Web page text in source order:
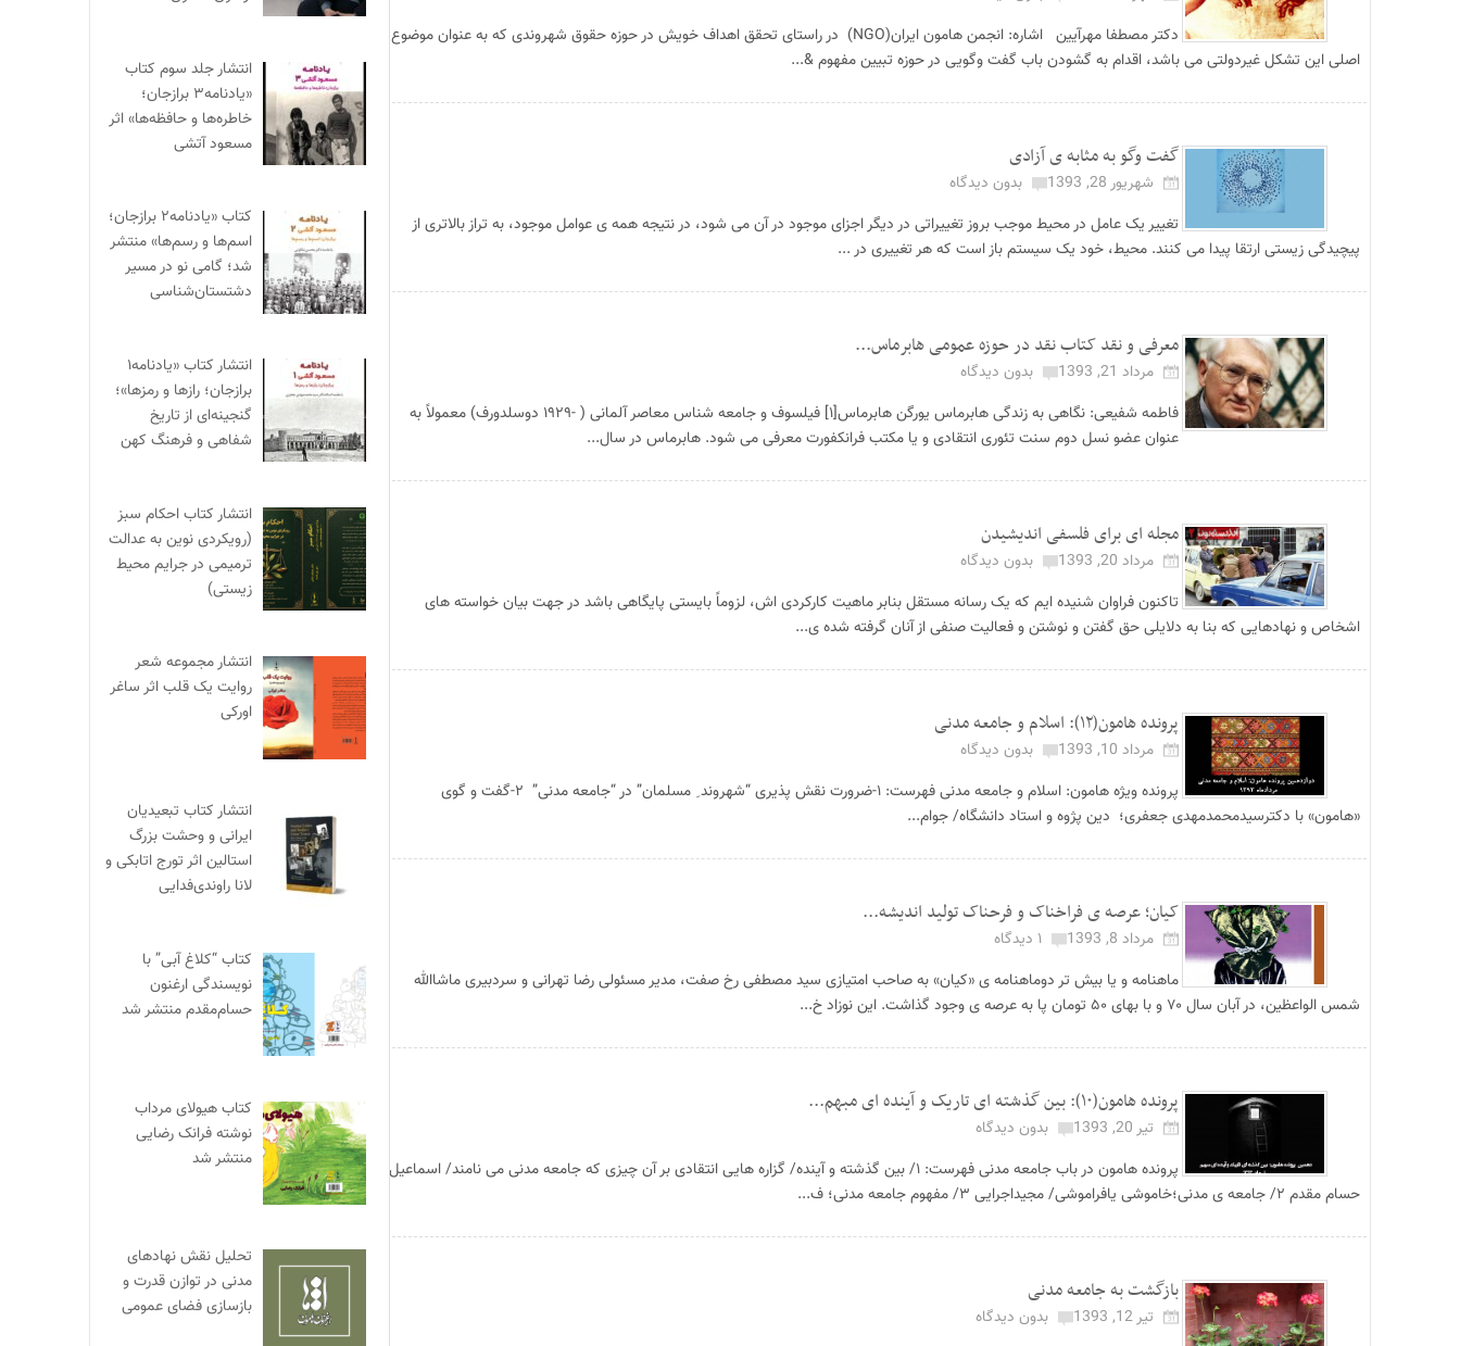
دکتر مصطفا مهرآیین اشاره: انجمن هامون ایران(NGO) در راستای تحقق اهداف خویش در حوزه حقوق شهروندی که به عنوان موضوع
اصلی این تشکل غیردولتی می باشد، اقدام به گشودن باب گفت وگویی در حوزه تبیین مفهوم &...
گفت وگو به مثابه ی آزادی
شهریور 28, 1393
بدون دیدگاه
تغییر یک عامل در محیط موجب بروز تغییراتی در دیگر اجزای موجود در آن می شود، در نتیجه همه ی عوامل موجود، به تراز بالاتری از
پیچیدگی زیستی ارتقا پیدا می کنند. محیط، خود یک سیستم باز است که هر تغییری در ...
معرفی و نقد کتاب نقد در حوزه عمومی هابرماس...
مرداد 21, 1393
بدون دیدگاه
فاطمه شفیعی: نگاهی به زندگی هابرماس یورگن هابرماس[۱] فیلسوف و جامعه شناس معاصر آلمانی ( -۱۹۲۹ دوسلدورف) معمولاً به
عنوان عضو نسل دوم سنت تئوری انتقادی و یا مکتب فرانکفورت معرفی می شود. هابرماس در سال...
مجله ای برای فلسفی اندیشیدن
مرداد 20, 1393
بدون دیدگاه
تاکنون فراوان شنیده ایم که یک رسانه مستقل بنابر ماهیت کارکردی اش، لزوماً بایستی پایگاهی باشد در جهت بیان خواسته های
اشخاص و نهادهایی که بنا به دلایلی حق گفتن و نوشتن و فعالیت صنفی از آنان گرفته شده ی...
پرونده هامون(۱۲): اسلام و جامعه مدنی
مرداد 10, 1393
بدون دیدگاه
پرونده ویژه هامون: اسلام و جامعه مدنی فهرست: ۱-ضرورت نقش پذیری “شهروند ِ مسلمان” در “جامعه مدنی” ۲-گفت و گوی
«هامون» با دکترسیدمحمدمهدی جعفری؛ دین پژوه و استاد دانشگاه/ جوام...
کیان؛ عرصه ی فراخناک و فرحناک تولید اندیشه...
مرداد 8, 1393
۱ دیدگاه
ماهنامه و یا بیش تر دوماهنامه ی «کیان» به صاحب امتیازی سید مصطفی رخ صفت، مدیر مسئولی رضا تهرانی و سردبیری ماشاالله
شمس الواعظین، در آبان سال ۷۰ و با بهای ۵۰ تومان پا به عرصه ی وجود گذاشت. این نوزاد خ...
پرونده هامون(۱۰): بین گذشته ای تاریک و آینده ای مبهم...
تیر 20, 1393
بدون دیدگاه
پرونده هامون در باب جامعه مدنی فهرست: ۱/ بین گذشته و آینده/ گزاره هایی انتقادی بر آن چیزی که جامعه مدنی می نامند/ اسماعیل
حسام مقدم ۲/ جامعه ی مدنی؛خاموشی یافراموشی/ مجیداجرایی ۳/ مفهوم جامعه مدنی؛ ف...
بازگشت به جامعه مدنی
تیر 12, 1393
بدون دیدگاه
انتشار جلد سوم کتاب
«یادنامه۳ برازجان؛
خاطره‌ها و حافظه‌ها» اثر
مسعود آتشی
کتاب «یادنامه۲ برازجان؛
اسم‌ها و رسم‌ها» منتشر
شد؛ گامی نو در مسیر
دشتستان‌شناسی
انتشار کتاب «یادنامه۱
برازجان؛ رازها و رمزها»؛
گنجینه‌ای از تاریخ
شفاهی و فرهنگ کهن
انتشار کتاب احکام سبز
(رویکردی نوین به عدالت
ترمیمی در جرایم محیط‌
زیستی)
انتشار مجموعه شعر
روایت یک قلب اثر ساغر
اورکی
انتشار کتاب تبعیدیان
ایرانی و وحشت بزرگ
استالین اثر تورج اتابکی و
لانا راوندی‌فدایی
کتاب “کلاغ آبی” با
نویسندگی ارغنون
حسام‌مقدم منتشر شد
کتاب هیولای مرداب
نوشته فرانک رضایی
منتشر شد
تحلیل نقش نهادهای
مدنی در توازن قدرت و
بازسازی فضای عمومی